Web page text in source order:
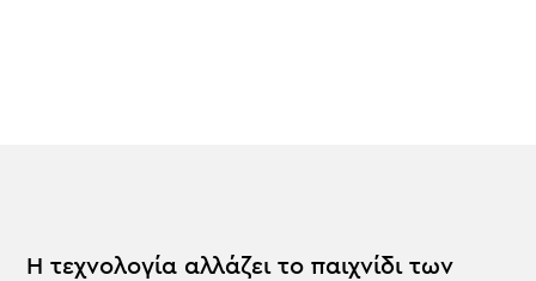
Η τεχνολογία αλλάζει το παιχνίδι των